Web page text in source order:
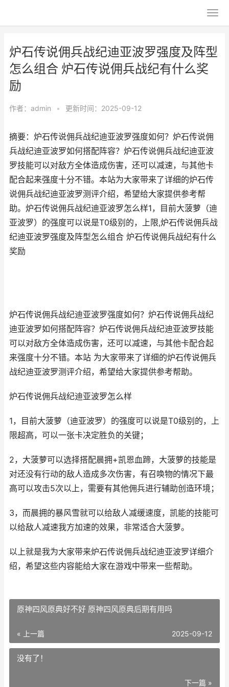
炉石传说佣兵战纪迪亚波罗强度及阵型
怎么组合 炉石传说佣兵战纪有什么奖
励
作者： admin • 更新时间：2025-09-12
摘要：炉石传说佣兵战纪迪亚波罗强度如何？炉石传说佣
兵战纪迪亚波罗如何搭配阵容？炉石传说佣兵战纪迪亚波
罗技能可以对敌方全体造成伤害，还可以减速，与其他卡
配合起来强度十分不错。本站为大家带来了详细的炉石传
说佣兵战纪迪亚波罗测评介绍，希望给大家提供参考帮
助。炉石传说佣兵战纪迪亚波罗怎么样1，目前大菠萝（迪
亚波罗）的强度可以说是T0级别的，上限,炉石传说佣兵战
纪迪亚波罗强度及阵型怎么组合 炉石传说佣兵战纪有什么
奖励
炉石传说佣兵战纪迪亚波罗强度如何？炉石传说佣兵战纪
迪亚波罗如何搭配阵容？炉石传说佣兵战纪迪亚波罗技能
可以对敌方全体造成伤害，还可以减速，与其他卡配合起
来强度十分不错。本站 为大家带来了详细的炉石传说佣兵
战纪迪亚波罗测评介绍，希望给大家提供参考帮助。
炉石传说佣兵战纪迪亚波罗怎么样
1，目前大菠萝（迪亚波罗）的强度可以说是T0级别的，上
限超高，可以一张卡决定胜负的关键；
2，大菠萝可以选择搭配晨拥+凯恩血蹄，大菠萝的技能是
对还没有行动的敌人造成多次伤害，有召唤物的情况下最
高可以攻击5次以上，需要有其他佣兵进行辅助创造环境；
3，而晨拥的暴风雪就可以给敌人减缓速度，凯能的技能可
以给敌人减速我方加速的效果，非常适合大菠萝。
以上就是我为大家带来炉石传说佣兵战纪迪亚波罗详细介
绍，希望这些内容能给大家在游戏中带来一些帮助。
原神四风原典好不好 原神四风原典后期有用吗
« 上一篇 2025-09-12
没有了！
下一篇 »